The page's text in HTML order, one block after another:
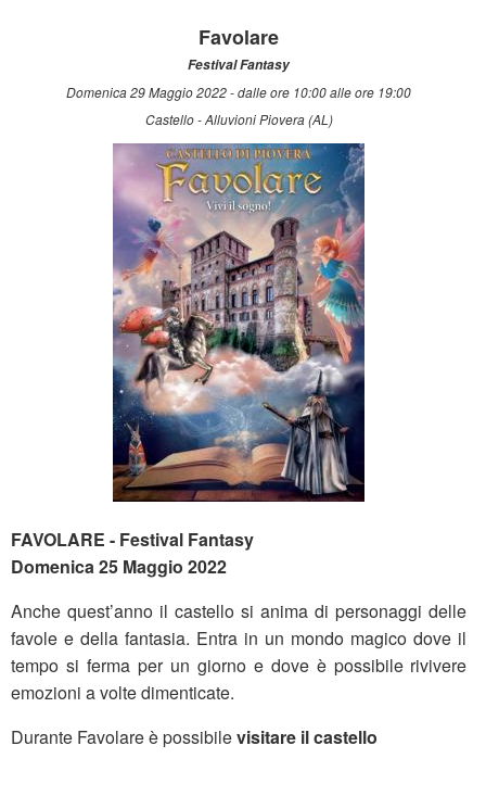
Favolare
Festival Fantasy
Domenica 29 Maggio 2022 - dalle ore 10:00 alle ore 19:00
Castello - Alluvioni Piovera (AL)
FAVOLARE - Festival Fantasy
Domenica 25 Maggio 2022
Anche quest’anno il castello si anima di personaggi delle
favole e della fantasia. Entra in un mondo magico dove il
tempo si ferma per un giorno e dove è possibile rivivere
emozioni a volte dimenticate.
Durante Favolare è possibilevisitare il castello